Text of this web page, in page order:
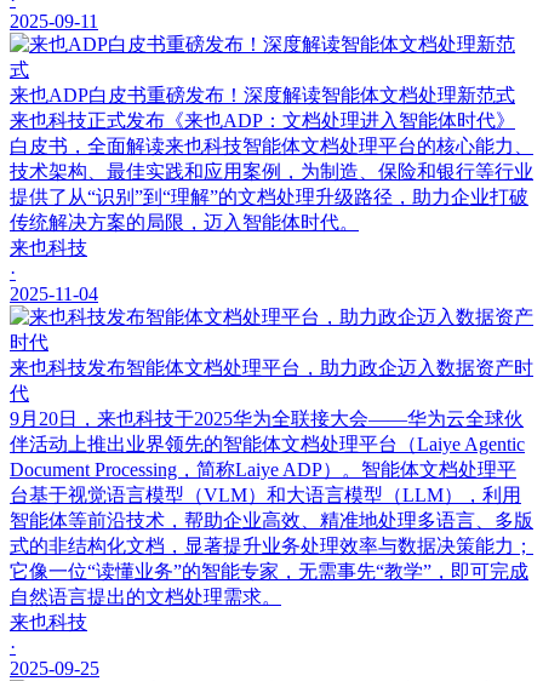
2025-09-11
来也ADP白皮书重磅发布！深度解读智能体文档处理新范式
来也科技正式发布《来也ADP：文档处理进入智能体时代》
白皮书，全面解读来也科技智能体文档处理平台的核心能力、
技术架构、最佳实践和应用案例，为制造、保险和银行等行业
提供了从“识别”到“理解”的文档处理升级路径，助力企业打破
传统解决方案的局限，迈入智能体时代。
来也科技
·
2025-11-04
来也科技发布智能体文档处理平台，助力政企迈入数据资产时
代
9月20日，来也科技于2025华为全联接大会——华为云全球伙
伴活动上推出业界领先的智能体文档处理平台（Laiye Agentic
Document Processing，简称Laiye ADP）。智能体文档处理平
台基于视觉语言模型（VLM）和大语言模型（LLM），利用
智能体等前沿技术，帮助企业高效、精准地处理多语言、多版
式的非结构化文档，显著提升业务处理效率与数据决策能力；
它像一位“读懂业务”的智能专家，无需事先“教学”，即可完成
自然语言提出的文档处理需求。
来也科技
·
2025-09-25